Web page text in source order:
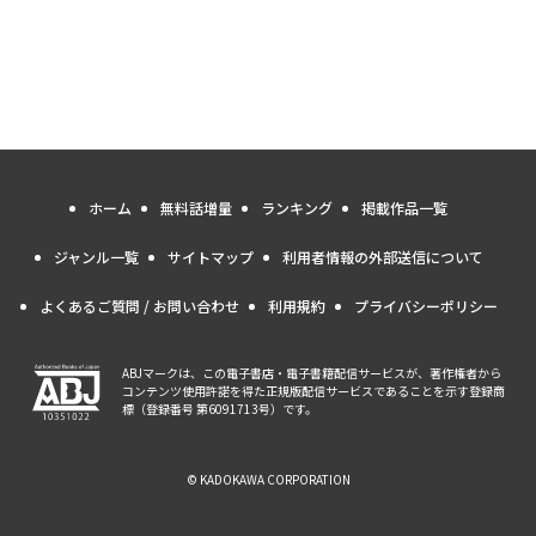
ホーム 無料話増量 ランキング 掲載作品一覧
ジャンル一覧 サイトマップ 利用者情報の外部送信について
よくあるご質問 / お問い合わせ 利用規約 プライバシーポリシー
ABJマークは、この電子書店・電子書籍配信サービスが、著作権者から
コンテンツ使用許諾を得た正規版配信サービスであることを示す登録商
標（登録番号 第6091713号）です。
© KADOKAWA CORPORATION